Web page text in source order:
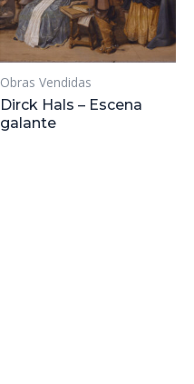
Obras Vendidas
Dirck Hals – Escena
galante